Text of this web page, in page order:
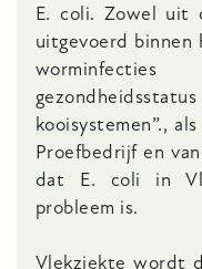
E. coli. Zowel uit
uitgevoerd binnen
kooisystemen”.,
Proefbedrijf en
dat E. coli in
probleem is.
Vlekziekte wordt